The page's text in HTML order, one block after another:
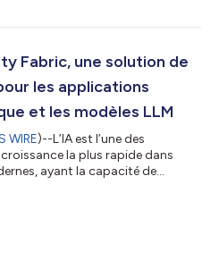
et les API en tirant parti du
des workflows existants. À
Fabric, une solution de
les applications
et les modèles LLM
WIRE)--L’IA est l’une des
la plus rapide dans
ayant la capacité de
dans au moins une fonction
En conséquence, 73 %